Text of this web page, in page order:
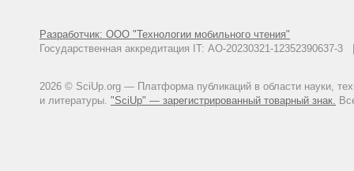
Разработчик: ООО "Технологии мобильного чтения"
Государственная аккредитация IT: АО-20230321-
2026 © SciUp.org — Платформа публикаций в области науки,
и литературы. "SciUp" — зарегистрированный товарный знак.